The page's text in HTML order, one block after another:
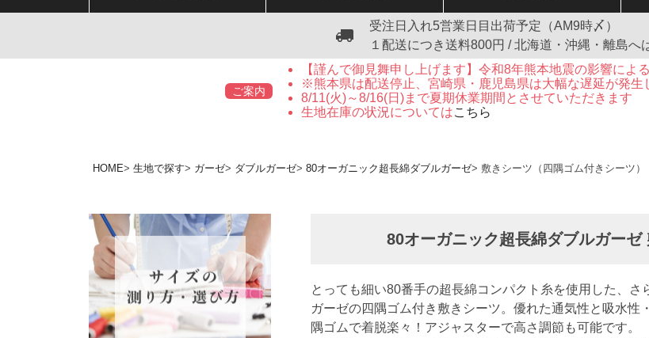
受注日入れ5営業日目出荷予定（AM9時〆）
１配送につき送料800円 / 北海道・沖縄・離島へ
ご案内
【謹んで御見舞申し上げます】令和8年熊本地震の影響によ
※熊本県は配送停止、宮崎県・鹿児島県は大幅な遅延が発生
8/11(火)～8/16(日)まで夏期休業期間とさせていただきます
生地在庫の状況についてはこちら
HOME 生地で探す ガーゼ ダブルガーゼ 80オーガニック超長綿ダブルガーゼ 敷きシーツ（四隅ゴム付きシーツ）
80オーガニック超長綿ダブルガーゼ
とっても細い80番手の超長綿コンパクト糸を使用した、
ガーゼの四隅ゴム付き敷きシーツ。優れた通気性と吸水
隅ゴムで着脱楽々！アジャスターで高さ調節も可能です。